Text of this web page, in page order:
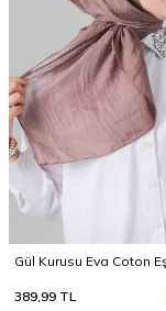
Gül Kurusu Eva Coton
389,99 TL